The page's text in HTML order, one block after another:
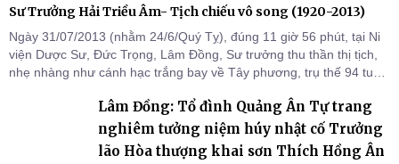
Sư Trưởng Hải Triều Âm- Tịch chiếu vô song (1920-2013)
Ngày 31/07/2013 (nhằm 24/6/Quý Tỵ), đúng 11 giờ 56 phút, tại Ni
viện Dược Sư, Đức Trọng, Lâm Đồng, Sư trưởng thu thần thị tịch,
nhẹ nhàng như cánh hạc trắng bay về Tây phương, trụ thế 94 tuổi
Lâm Đồng: Tổ đình Quảng Ân Tự trang
nghiêm tưởng niệm húy nhật cố Trưởng
lão Hòa thượng khai sơn Thích Hồng Ân